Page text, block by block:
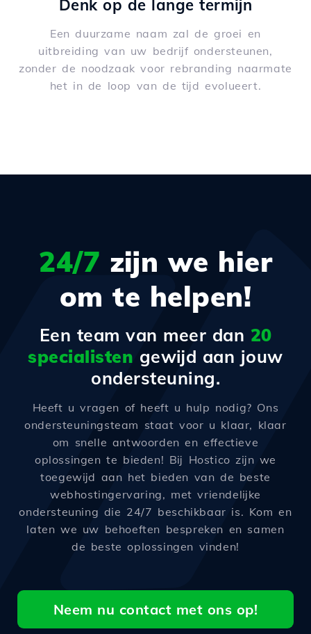
Denk op de lange termijn
Een duurzame naam zal de groei en
uitbreiding van uw bedrijf ondersteunen,
zonder de noodzaak voor rebranding naarmate
het in de loop van de tijd evolueert.
24/7 zijn we hier
om te helpen!
Een team van meer dan 20
specialisten gewijd aan jouw
ondersteuning.
Heeft u vragen of heeft u hulp nodig? Ons
ondersteuningsteam staat voor u klaar, klaar
om snelle antwoorden en effectieve
oplossingen te bieden! Bij Hostico zijn we
toegewijd aan het bieden van de beste
webhostingervaring, met vriendelijke
ondersteuning die 24/7 beschikbaar is. Kom en
laten we uw behoeften bespreken en samen
de beste oplossingen vinden!
Neem nu contact met ons op!